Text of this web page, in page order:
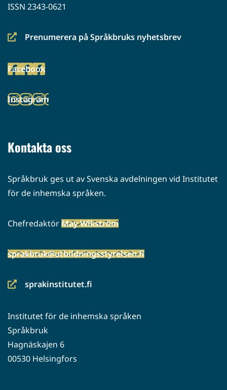
ISSN 2343-0621
Prenumerera på Språkbruks nyhetsbrev
(siirryt
palveluun)
Facebook
(siirryt
palveluun)
Instagram
(siirryt
Kontakta oss
Språkbruk ges ut av Svenska avdelningen vid Institutet
för de inhemska språken.
ChefredaktörMay Wikström
sprakbruk@utbildningsstyrelsen.fi
sprakinstitutet.fi
(siirryt
palveluun)
Institutet för de inhemska språken
Språkbruk
Hagnäskajen 6
00530 Helsingfors